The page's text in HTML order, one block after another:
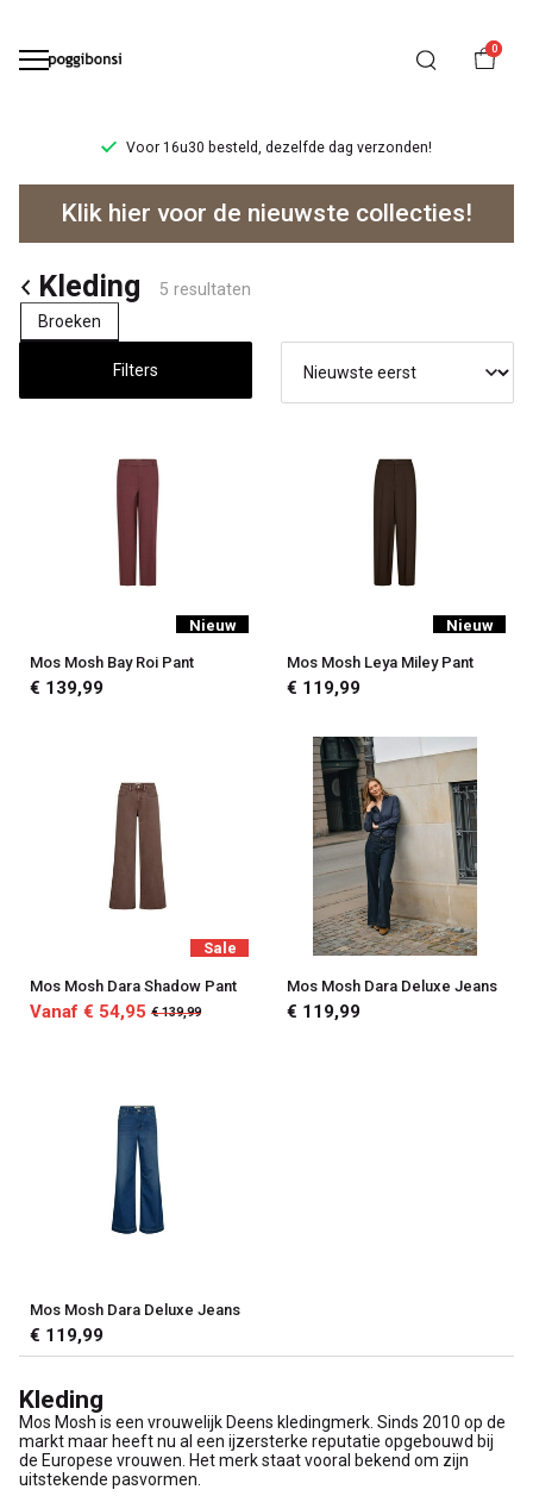
0
Voor 16u30 besteld, dezelfde dag verzonden!
Kleding
Poggibonsi
Klik hier voor de nieuwste collecties!
Kleding
5 resultaten
Broeken
Filters
Nieuw
Mos Mosh Bay Roi Pant
€ 139,99
Nieuw
Mos Mosh Leya Miley Pant
€ 119,99
Sale
Mos Mosh Dara Shadow Pant
Vanaf € 54,95 € 139,99
Mos Mosh Dara Deluxe Jeans
€ 119,99
Mos Mosh Dara Deluxe Jeans
€ 119,99
Kleding
Mos Mosh is een vrouwelijk Deens kledingmerk. Sinds 2010 op de
markt maar heeft nu al een ijzersterke reputatie opgebouwd bij
de Europese vrouwen. Het merk staat vooral bekend om zijn
uitstekende pasvormen.